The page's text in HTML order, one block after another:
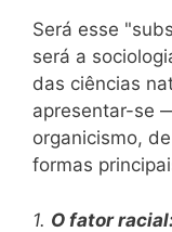
Será esse
será a
das ciências
apresentar-se
organicismo,
formas
1. O fator